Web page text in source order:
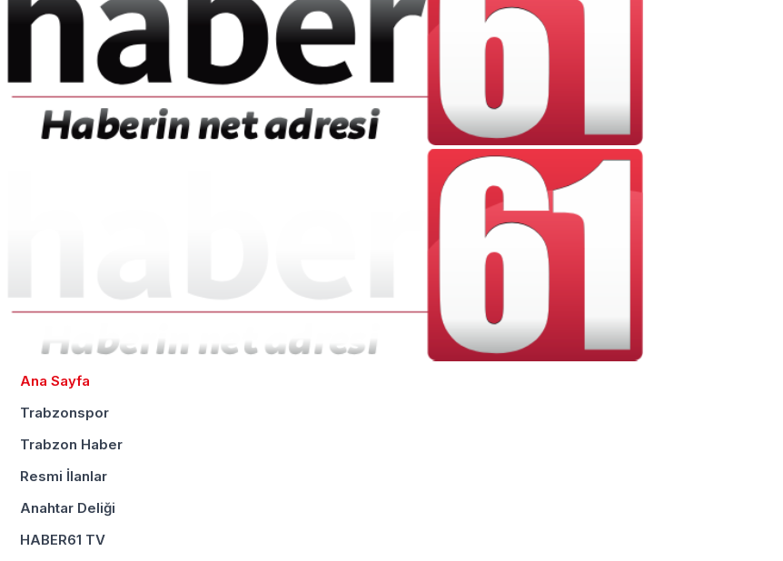
Ana Sayfa
Trabzonspor
Trabzon Haber
Resmi İlanlar
Anahtar Deliği
HABER61 TV